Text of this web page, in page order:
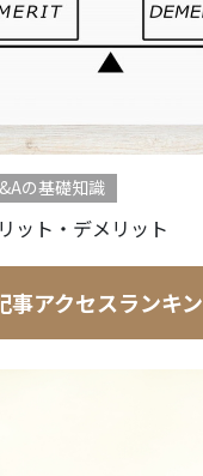
の基礎知識
ット・デメリット
事アクセスランキ